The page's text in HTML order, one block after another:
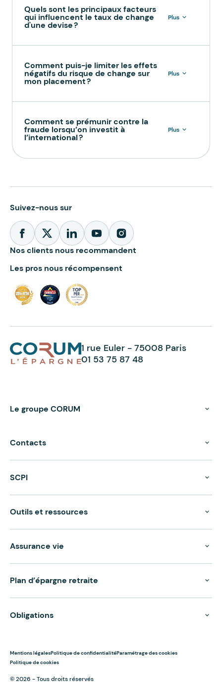
Quels sont les principaux facteurs
qui influencent le taux de change
d'une devise ?
Plus
Comment puis-je limiter les effets
négatifs du risque de change sur
mon placement ?
Plus
Comment se prémunir contre la
fraude lorsqu’on investit à
l’international ?
Plus
Suivez-nous sur
Nos clients nous recommandent
Les pros nous récompensent
1 rue Euler - 75008 Paris
01 53 75 87 48
Le groupe CORUM
Contacts
SCPI
Outils et ressources
Assurance vie
Plan d’épargne retraite
Obligations
Mentions légalesPolitique de confidentialitéParamétrage des cookies
Politique de cookies
© 2026 - Tous droits réservés